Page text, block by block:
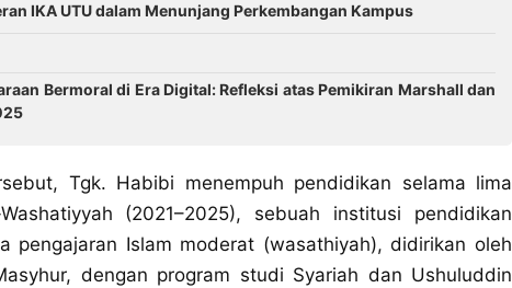
IKA UTU dalam Menunjang Perkembangan Kampus
Bermoral di Era Digital: Refleksi atas Pemikiran Marshall dan
Tgk. Habibi menempuh pendidikan selama lima
(2021–2025), sebuah institusi pendidikan
pengajaran Islam moderat (wasathiyah), didirikan oleh
dengan program studi Syariah dan Ushuluddin